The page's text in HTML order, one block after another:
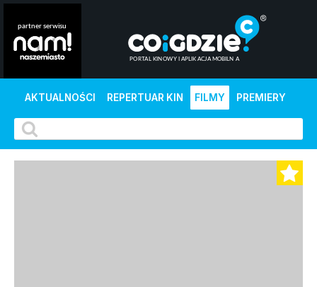
AKTUALNOŚCI REPERTUAR KIN FILMY PREMIERY